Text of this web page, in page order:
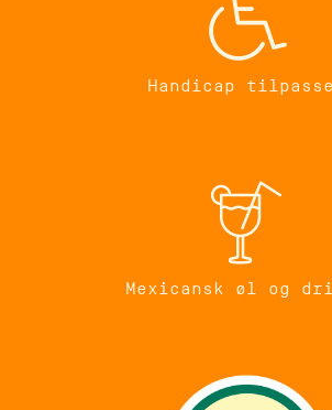
Handicap
Mexicansk øl og